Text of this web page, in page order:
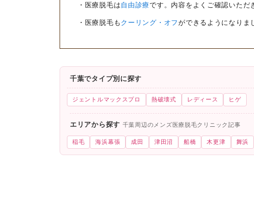
・医療脱毛は自由診療です。内容をよくご確認いただ
・医療脱毛もクーリング・オフができるようになりま
千葉でタイプ別に探す
ジェントルマックスプロ 熱破壊式 レディース ヒゲ
エリアから探す 千葉周辺のメンズ医療脱毛クリニック記事
稲毛 海浜幕張 成田 津田沼 船橋 木更津 舞浜